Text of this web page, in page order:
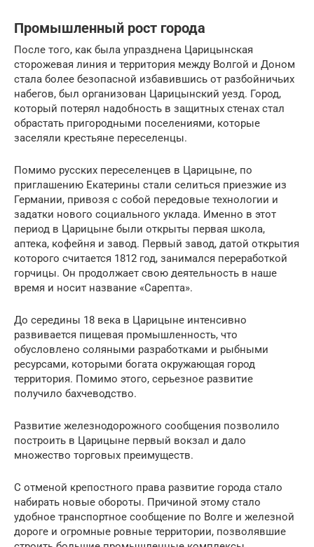
Промышленный рост города
После того, как была упразднена Царицынская
сторожевая линия и территория между Волгой и Доном
стала более безопасной избавившись от разбойничьих
набегов, был организован Царицынский уезд. Город,
который потерял надобность в защитных стенах стал
обрастать пригородными поселениями, которые
заселяли крестьяне переселенцы.
Помимо русских переселенцев в Царицыне, по
приглашению Екатерины стали селиться приезжие из
Германии, привозя с собой передовые технологии и
задатки нового социального уклада. Именно в этот
период в Царицыне были открыты первая школа,
аптека, кофейня и завод. Первый завод, датой открытия
которого считается 1812 год, занимался переработкой
горчицы. Он продолжает свою деятельность в наше
время и носит название «Сарепта».
До середины 18 века в Царицыне интенсивно
развивается пищевая промышленность, что
обусловлено соляными разработками и рыбными
ресурсами, которыми богата окружающая город
территория. Помимо этого, серьезное развитие
получило бахчеводство.
Развитие железнодорожного сообщения позволило
построить в Царицыне первый вокзал и дало
множество торговых преимуществ.
С отменой крепостного права развитие города стало
набирать новые обороты. Причиной этому стало
удобное транспортное сообщение по Волге и железной
дороге и огромные ровные территории, позволявшие